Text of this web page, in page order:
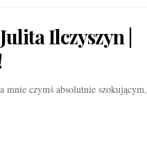
Ilczyszyn |
mnie czymś absolutnie szokującym,